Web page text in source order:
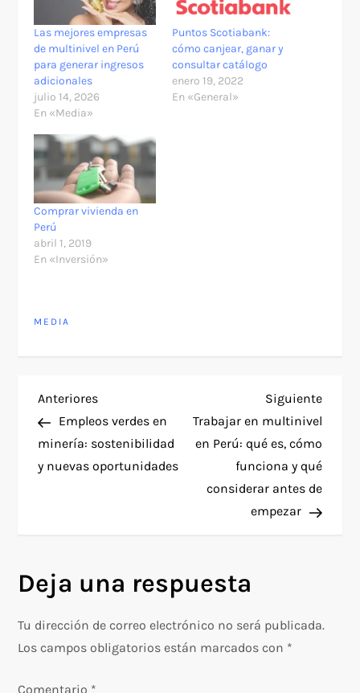
Las mejores empresas
de multinivel en Perú
para generar ingresos
adicionales
julio 14, 2026
En «Media»
Puntos Scotiabank:
cómo canjear, ganar y
consultar catálogo
enero 19, 2022
En «General»
Comprar vivienda en
Perú
abril 1, 2019
En «Inversión»
MEDIA
N
a
v
a
c
Entrada
anterior
Anteriores
Empleos verdes en
minería: sostenibilidad
y nuevas oportunidades
Siguiente
Trabajar en multinivel
en Perú: qué es, cómo
funciona y qué
considerar antes de
empezar
Deja una respuesta
Tu dirección de correo electrónico no será publicada.
Los campos obligatorios están marcados con *
Comentario *